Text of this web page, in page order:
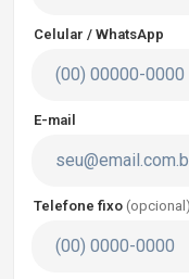
Celular / WhatsApp
E-mail
Telefone fixo (opcional)